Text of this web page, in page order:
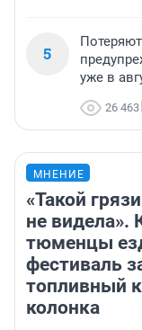
5
уже в
26 463
МНЕНИЕ
«Такой
не видела».
тюменцы
фестиваль
топливный
колонка